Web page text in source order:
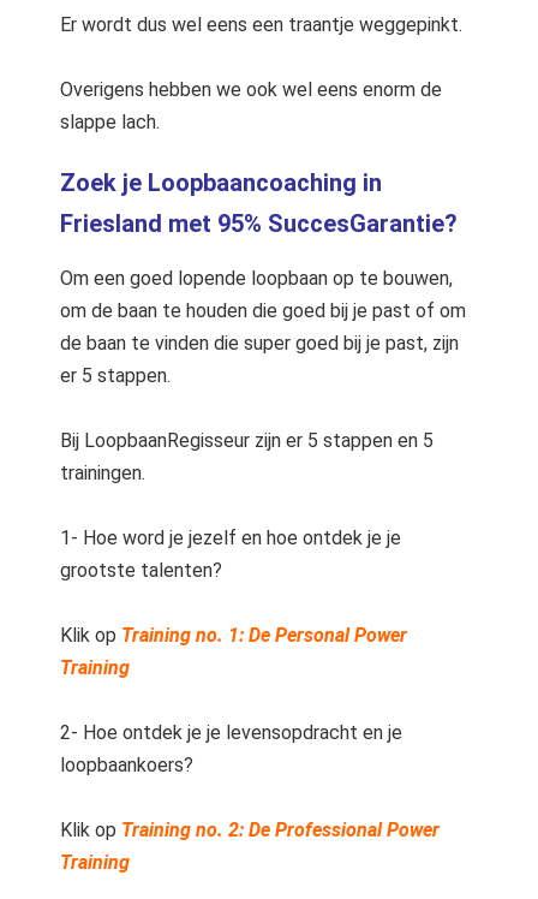
Er wordt dus wel eens een traantje weggepinkt.
Overigens hebben we ook wel eens enorm de
slappe lach.
Zoek je Loopbaancoaching in
Friesland met 95% SuccesGarantie?
Om een goed lopende loopbaan op te bouwen,
om de baan te houden die goed bij je past of om
de baan te vinden die super goed bij je past, zijn
er 5 stappen.
Bij LoopbaanRegisseur zijn er 5 stappen en 5
trainingen.
1- Hoe word je jezelf en hoe ontdek je je
grootste talenten?
Klik op Training no. 1: De Personal Power
Training
2- Hoe ontdek je je levensopdracht en je
loopbaankoers?
Klik op Training no. 2: De Professional Power
Training